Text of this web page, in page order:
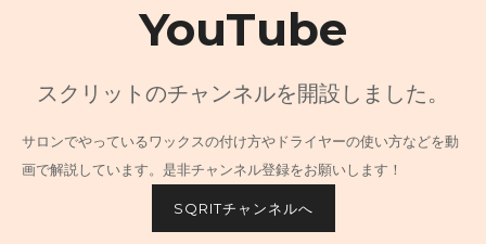
YouTube
スクリットのチャンネルを開設しました。
サロンでやっているワックスの付け方やドライヤーの使い方などを動
画で解説しています。是非チャンネル登録をお願いします！
SQRITチャンネルへ